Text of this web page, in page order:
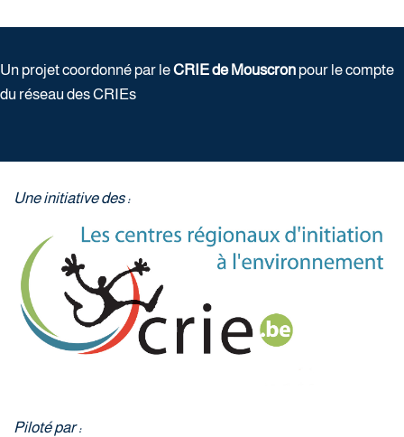
Un projet coordonné par leCRIE de Mouscron pour le compte
du réseau des CRIEs
Une initiative des :
Piloté par :